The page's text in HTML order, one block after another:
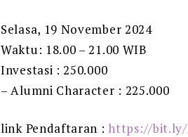
Selasa, 19 November 2024
Waktu: 18.00 – 21.00 WIB
Investasi : 250.000
– Alumni Character : 225.000
link Pendaftaran : https://bit.ly/